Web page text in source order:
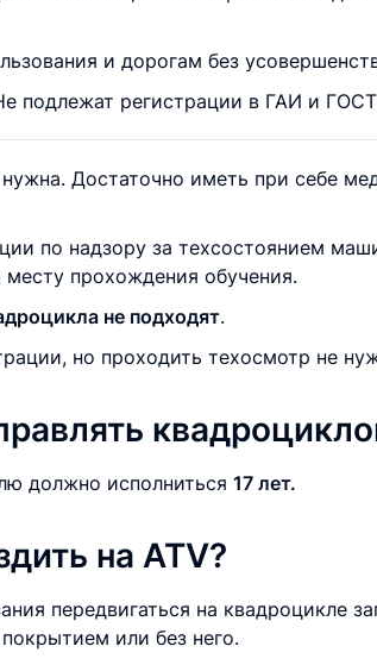
и дорогам без
подлежат регистрации в ГАИ и
Достаточно иметь при себе
по надзору за техсостоянием
прохождения обучения.
не подходят.
но проходить техосмотр не
должно исполниться 17 лет.
на ATV?
передвигаться на квадроцикле
или без него.